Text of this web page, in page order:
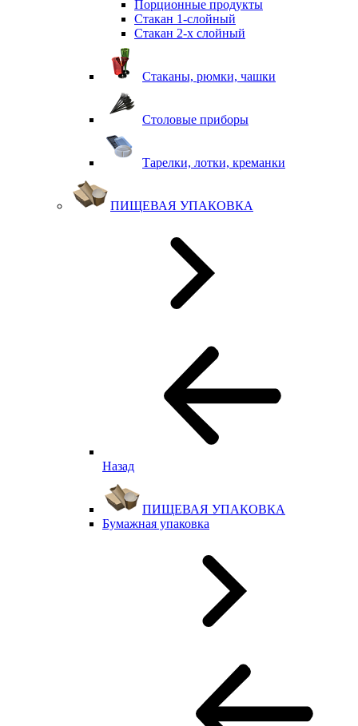
Порционные продукты
Стакан 1-слойный
Стакан 2-х слойный
Стаканы, рюмки, чашки
Столовые приборы
Тарелки, лотки, креманки
ПИЩЕВАЯ УПАКОВКА
Назад
ПИЩЕВАЯ УПАКОВКА
Бумажная упаковка